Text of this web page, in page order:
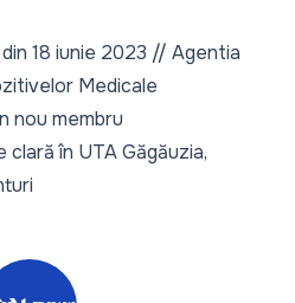
din 18 iunie 2023 // Agentia
Medicale
nou membru
în UTA Găgăuzia,